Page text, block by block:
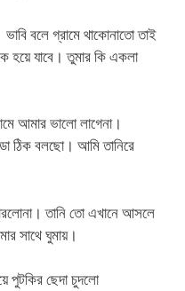
বলে গ্রামে থাকোনাতো তাই
হয়ে যাবে। তুমার কি একলা
আমার ভালো লাগেনা।
ঠিক বলছো। আমি তানিরে
তানি তো এখানে আসলে
সাথে ঘুমায়।
পুটকির ছেদা চুদলো